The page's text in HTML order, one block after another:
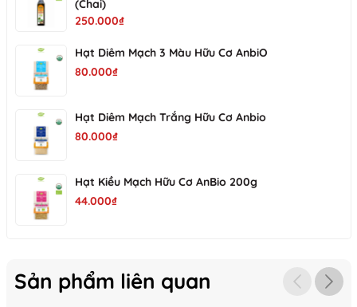
TỰ HÀO TIÊU CHUẨN 5
KHÔNG:
Không sử dụng thuốc bảo vệ thực vật
Không chất bảo quản, chất tẩy trắng, thuốc chống mối mọt
Không giống biến đổi gen
(Chai)
250.000₫
Hạt Diêm Mạch 3 Màu Hữu Cơ AnbiO
80.000₫
Hạt Diêm Mạch Trắng Hữu Cơ Anbio
80.000₫
Hạt Kiều Mạch Hữu Cơ AnBio 200g
44.000₫
Sản phẩm liên quan